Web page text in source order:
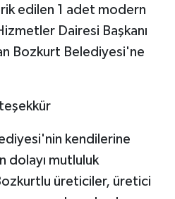
edilen 1 adet modern
Dairesi Başkanı
Bozkurt Belediyesi'ne
kendilerine
dolayı mutluluk
üreticiler, üretici